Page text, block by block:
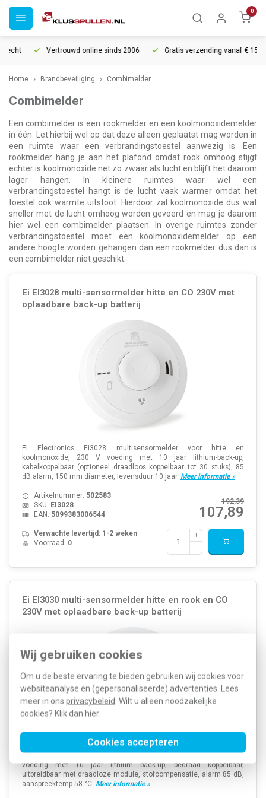
Wij gebruiken cookies
Om u de beste ervaring te bieden gebruiken wij cookies voor
websiteanalyse en (gepersonaliseerde) advertenties. Lees
meer in ons privacybeleid . Wilt u alleen noodzakelijke
cookies? Klik dan hier
Cookies accepteren
0
Vertrouwd online sinds 2006 Gratis verzending vanaf € 150
Home Brandbeveiliging Combimelder
Combimelder
Een combimelder is een rookmelder en een koolmonoxidemelder
in één. Let hierbij wel op dat deze alleen geplaatst mag worden in
een ruimte waar een verbrandingstoestel aanwezig is. Een
rookmelder hang je aan het plafond omdat rook omhoog stijgt
echter is koolmonoxide net zo zwaar als lucht en blijft het daarom
lager hangen. In kleinere ruimtes waar wel een
verbrandingstoestel hangt is de lucht vaak warmer omdat het
toestel ook warmte uitstoot. Hierdoor zal koolmonoxide dus wat
sneller met de lucht omhoog worden gevoerd en mag je daarom
hier wel een combimelder plaatsen. In overige ruimtes zonder
verbrandingstoestel moet een koolmonoxidemelder op een
andere hoogte worden gehangen dan een rookmelder dus dan is
een combimelder niet geschikt.
Ei EI3028 multi-sensormelder hitte en CO 230V met
oplaadbare back-up batterij
Ei Electronics Ei3028 multisensormelder voor hitte en
koolmonoxide, 230 V voeding met 10 jaar lithium-back-up,
kabelkoppelbaar (optioneel draadloos koppelbaar tot 30 stuks), 85
dB alarm, 150 mm diameter, levensduur 10 jaar. Meer informatie »
192,39
107,89
Artikelnummer: 502583
SKU: EI3028
EAN: 5099383006544
Verwachte levertijd: 1-2 weken
Voorraad: 0
Ei EI3030 multi-sensormelder hitte en rook en CO
230V met oplaadbare back-up batterij
Ei3030 multisensormelder met rook, hitte en CO detectie. 230 V
voeding met 10 jaar lithium back-up, bedraad koppelbaar,
uitbreidbaar met draadloze module, stofcompensatie, alarm 85 dB,
aanspreektemp 58 °C. Meer informatie »